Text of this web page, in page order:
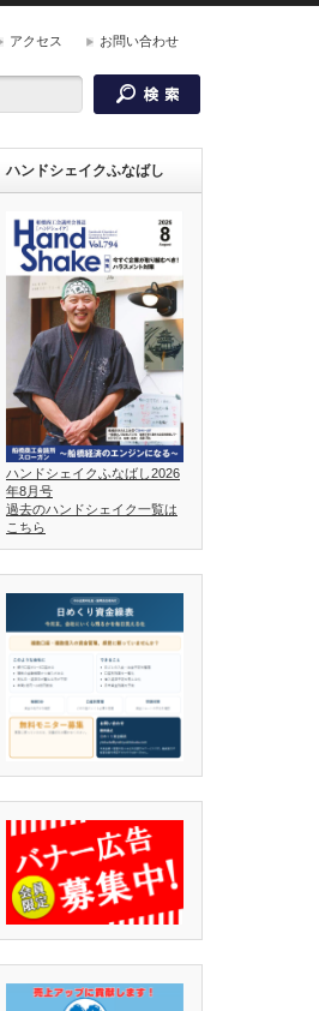
アクセス お問い合わせ
ハンドシェイクふなばし
ハンドシェイクふなばし2026
年8月号
過去のハンドシェイク一覧は
こちら